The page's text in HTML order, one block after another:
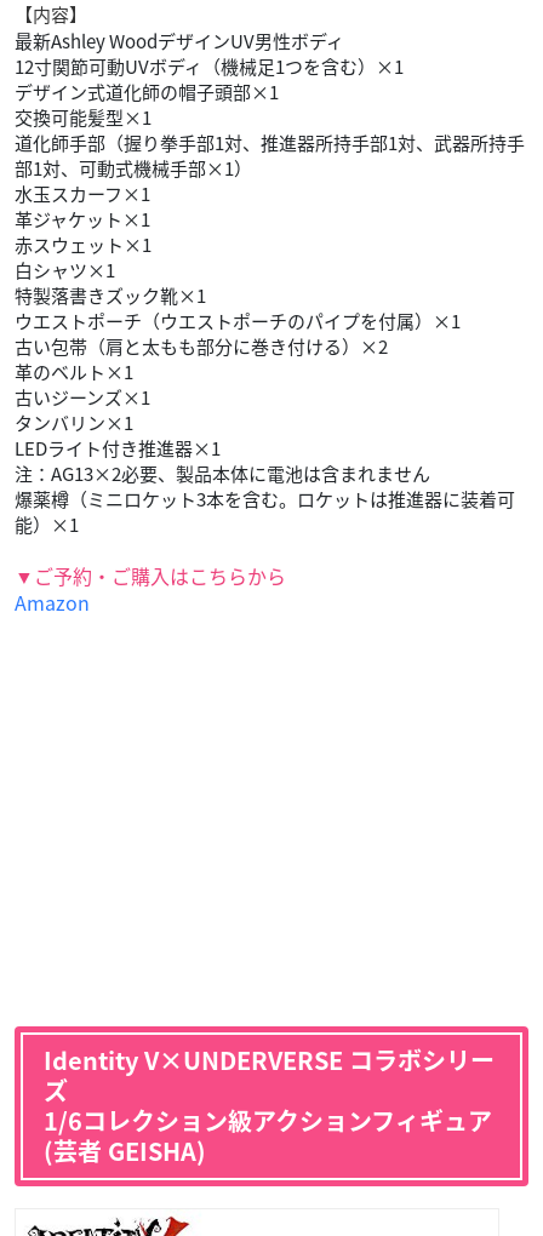
【内容】
最新Ashley WoodデザインUV男性ボディ
12寸関節可動UVボディ（機械足1つを含む）×1
デザイン式道化師の帽子頭部×1
交換可能髪型×1
道化師手部（握り拳手部1対、推進器所持手部1対、武器所持手
部1対、可動式機械手部×1）
水玉スカーフ×1
革ジャケット×1
赤スウェット×1
白シャツ×1
特製落書きズック靴×1
ウエストポーチ（ウエストポーチのパイプを付属）×1
古い包帯（肩と太もも部分に巻き付ける）×2
革のベルト×1
古いジーンズ×1
タンバリン×1
LEDライト付き推進器×1
注：AG13×2必要、製品本体に電池は含まれません
爆薬樽（ミニロケット3本を含む。ロケットは推進器に装着可
能）×1
▼ご予約・ご購入はこちらから
Amazon
Identity V×UNDERVERSE コラボシリー
ズ
1/6コレクション級アクションフィギュア
(芸者 GEISHA)